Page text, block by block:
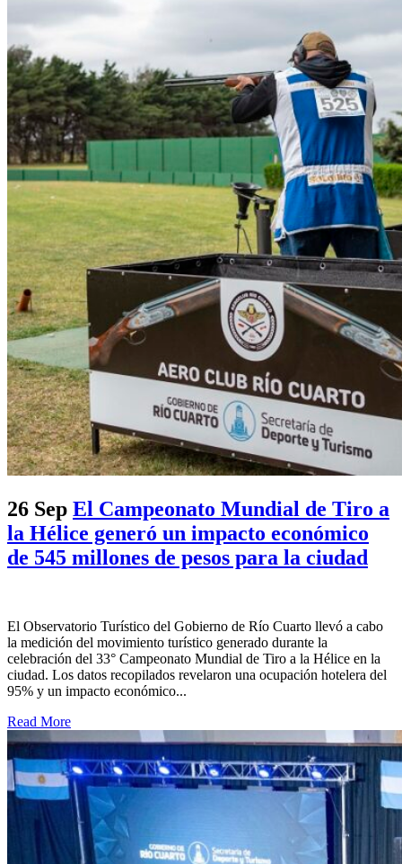
26 Sep El Campeonato Mundial de Tiro a
la Hélice generó un impacto económico
de 545 millones de pesos para la ciudad
El Observatorio Turístico del Gobierno de Río Cuarto llevó a cabo
la medición del movimiento turístico generado durante la
celebración del 33° Campeonato Mundial de Tiro a la Hélice en la
ciudad. Los datos recopilados revelaron una ocupación hotelera del
95% y un impacto económico...
Read More